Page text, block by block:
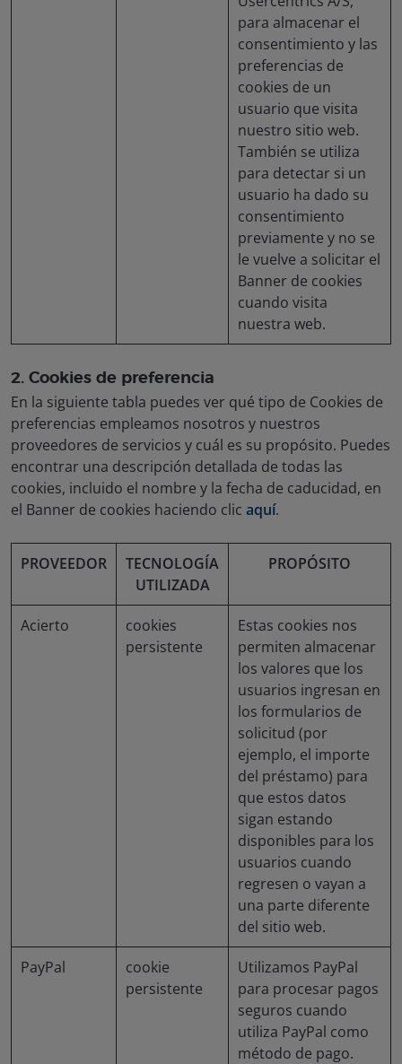
para almacenar el
consentimiento y las
preferencias de
cookies de un
usuario que visita
nuestro sitio web.
También se utiliza
para detectar si un
usuario ha dado su
consentimiento
previamente y no se
le vuelve a solicitar el
Banner de cookies
cuando visita
nuestra web.
2. Cookies de preferencia
En la siguiente tabla puedes ver qué tipo de Cookies de
preferencias empleamos nosotros y nuestros
proveedores de servicios y cuál es su propósito. Puedes
encontrar una descripción detallada de todas las
cookies, incluido el nombre y la fecha de caducidad, en
el Banner de cookies haciendo clic aquí.
PROVEEDOR
TECNOLOGÍA
UTILIZADA
PROPÓSITO
Acierto
cookies
persistente
Estas cookies nos
permiten almacenar
los valores que los
usuarios ingresan en
los formularios de
solicitud (por
ejemplo, el importe
del préstamo) para
que estos datos
sigan estando
disponibles para los
usuarios cuando
regresen o vayan a
una parte diferente
del sitio web.
PayPal
cookie
persistente
Utilizamos PayPal
para procesar pagos
seguros cuando
utiliza PayPal como
método de pago.